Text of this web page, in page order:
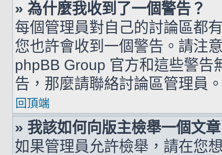
» 為什麼我收到了一個警告？
每個管理員對自己的討論區都
您也許會收到一個警告。請注
phpBB Group 官方和這些警告
告，那麼請聯絡討論區管理員
回頂端
» 我該如何向版主檢舉一個文
如果管理員允許檢舉，請在您